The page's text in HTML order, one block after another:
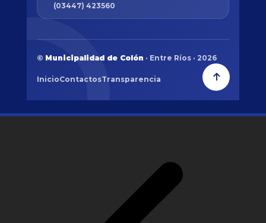
(03447) 423560
© Municipalidad de Colón · Entre Ríos · 2026
InicioContactosTransparencia